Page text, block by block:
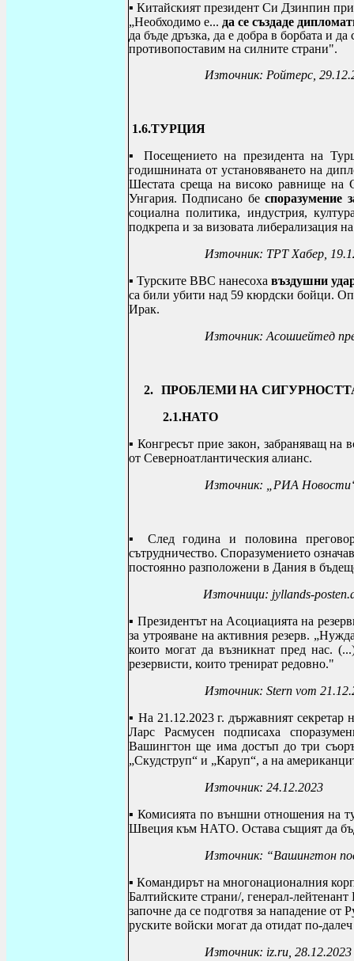
▪ Китайският президент Си Дзинпин
„Необходимо е... да се създаде
да бъде дръзка, да е добра в борбата и
противопоставим на силните страни".
Източник: Ройтерс
1.6.ТУРЦИЯ
▪ Посещението на президента на
годишнината от установяването на
Шестата среща на високо равнище на
Унгария. Подписано беспоразумение
социална политика, индустрия,
подкрепа и за визовата либерализация
Източник: ТРТ Хабер,
▪ Турските ВВС нанесоха въздушни
са били убити над 59 кюрдски бойци.
Ирак.
Източник: Асошиейтед
2. ПРОБЛЕМИ НА
2.1.НАТО
▪Конгресът прие закон, забраняващ на
от Северноатлантическия алианс.
Източник:
„РИА
▪ След година и половина
сътрудничество. Споразумението
постоянно разположени в Дания в
Източници: jyllands-
▪ Президентът на Асоциацията на
за утрояване на активния резерв.
които могат да възникнат пред нас.
резервисти, които тренират редовно."
Източник: Stern vom
▪ На 21.12.2023 г. държавният
Ларс Расмусен подписаха
Вашингтон ще има достъп до три
„Скудструп“ и „Каруп“, а на
Източник: 24.12.2023
▪Комисията по външни отношения на
Швеция към НАТО. Остава същият да
Източник: “Вашингтон
▪ Командирът на многонационалния
Балтийските страни/, генерал-
започне да се подготвя за нападение от
руските войски могат да отидат по-
Източник: iz.ru , 28.12.2023